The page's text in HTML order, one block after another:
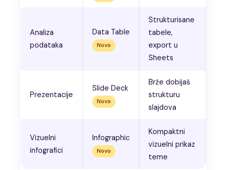
Analiza
podataka
Data Table
Novo
Strukturisane
tabele,
export u
Sheets
Prezentacije
Slide Deck
Novo
Brže dobijaš
strukturu
slajdova
Vizuelni
infografici
Infographic
Novo
Kompaktni
vizuelni prikaz
teme